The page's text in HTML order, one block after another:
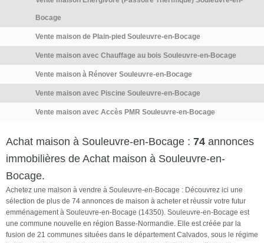
Bocage
Vente maison de Plain-pied Souleuvre-en-Bocage
Vente maison avec Chauffage au bois Souleuvre-en-Bocage
Vente maison à Rénover Souleuvre-en-Bocage
Vente maison avec Piscine Souleuvre-en-Bocage
Vente maison avec Accès PMR Souleuvre-en-Bocage
Achat maison à Souleuvre-en-Bocage : 74 annonces
immobilières de Achat maison à Souleuvre-en-
Bocage.
Achetez une maison à vendre à Souleuvre-en-Bocage : Découvrez ici une
sélection de plus de 74 annonces de maison à acheter et réussir votre futur
emménagement à Souleuvre-en-Bocage (14350). Souleuvre-en-Bocage est
une commune nouvelle en région Basse-Normandie. Elle est créée par la
fusion de 21 communes situées dans le département Calvados, sous le régime